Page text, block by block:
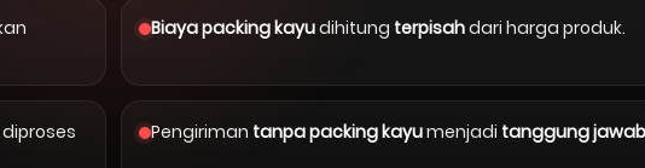
Biaya packing kayudihitung terpisahdari harga produk.
Pengiriman tanpa packing kayumenjadi tanggung